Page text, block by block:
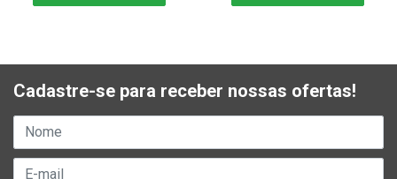
Cadastre-se para receber nossas ofertas!